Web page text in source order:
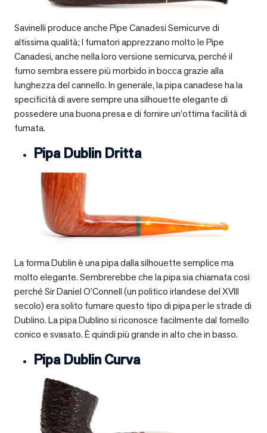
Savinelli produce anche Pipe Canadesi Semicurve di
altissima qualità; I fumatori apprezzano molto le Pipe
Canadesi, anche nella loro versione semicurva, perché il
fumo sembra essere più morbido in bocca grazie alla
lunghezza del cannello. In generale, la pipa canadese ha la
specificità di avere sempre una silhouette elegante di
possedere una buona presa e di fornire un’ottima facilità di
fumata.
Pipa Dublin Dritta
La forma Dublin è una pipa dalla silhouette semplice ma
molto elegante. Sembrerebbe che la pipa sia chiamata così
perché Sir Daniel O’Connell (un politico irlandese del XVIII
secolo) era solito fumare questo tipo di pipa per le strade di
Dublino. La pipa Dublino si riconosce facilmente dal fornello
conico e svasato. È quindi più grande in alto che in basso.
Pipa Dublin Curva